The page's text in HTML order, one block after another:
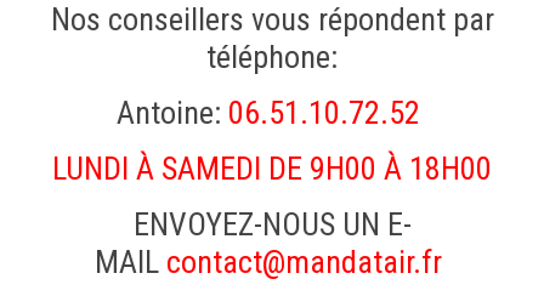
Nos conseillers vous répondent par
téléphone:
Antoine: 06.51.10.72.52
LUNDI À SAMEDI DE 9H00 À 18H00
ENVOYEZ-NOUS UN E-
MAIL contact@mandatair.fr